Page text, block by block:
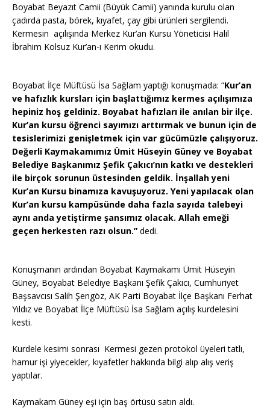
Boyabat Beyazıt Camii (Büyük Camii) yanında kurulu olan
çadırda pasta, börek, kıyafet, çay gibi ürünleri sergilendi.
Kermesin açılışında Merkez Kur’an Kursu Yöneticisi Halil
İbrahim Kolsuz Kur’an-ı Kerim okudu.
Boyabat İlçe Müftüsü İsa Sağlam yaptığı konuşmada: “Kur’an
ve hafızlık kursları için başlattığımız kermes açılışımıza
hepiniz hoş geldiniz. Boyabat hafızları ile anılan bir ilçe.
Kur’an kursu öğrenci sayımızı arttırmak ve bunun için de
tesislerimizi genişletmek için var gücümüzle çalışıyoruz.
Değerli Kaymakamımız Ümit Hüseyin Güney ve Boyabat
Belediye Başkanımız Şefik Çakıcı’nın katkı ve destekleri
ile birçok sorunun üstesinden geldik. İnşallah yeni
Kur’an Kursu binamıza kavuşuyoruz. Yeni yapılacak olan
Kur’an kursu kampüsünde daha fazla sayıda talebeyi
aynı anda yetiştirme şansımız olacak. Allah emeği
geçen herkesten razı olsun.” dedi.
Konuşmanın ardından Boyabat Kaymakamı Ümit Hüseyin
Güney, Boyabat Belediye Başkanı Şefik Çakıcı, Cumhuriyet
Başsavcısı Salih Şengöz, AK Parti Boyabat İlçe Başkanı Ferhat
Yıldız ve Boyabat İlçe Müftüsü İsa Sağlam açılış kurdelesini
kesti.
Kurdele kesimi sonrası Kermesi gezen protokol üyeleri tatlı,
hamur işi yiyecekler, kıyafetler hakkında bilgi alıp alış veriş
yaptılar.
Kaymakam Güney eşi için baş örtüsü satın aldı.